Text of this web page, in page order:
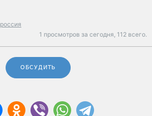
россия
1 просмотров за сегодня, 112 всего.
ОБСУДИТЬ